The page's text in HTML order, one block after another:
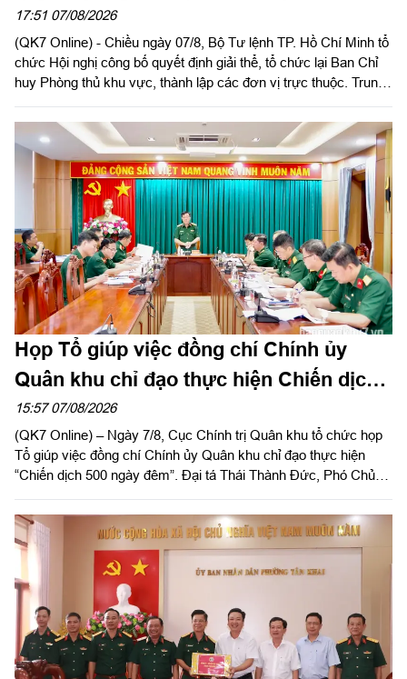
huy PTKV, thành lập các đơn vị trực
thuộc
17:51 07/08/2026
(QK7 Online) - Chiều ngày 07/8, Bộ Tư lệnh TP. Hồ Chí Minh tổ
chức Hội nghị công bố quyết định giải thể, tổ chức lại Ban Chỉ
huy Phòng thủ khu vực, thành lập các đơn vị trực thuộc. Trung
Ủy viên Quân ủy Trung ương, Phó Bí thư Đảng ủy, Tư lệnh
Quân khu dự, chỉ đạo hội nghị. Thiếu tướng Vũ Văn Điền, Ủy
viên Ban Thường vụ Thành ủy, Tư lệnh Bộ Tư lệnh TP. Hồ Chí
Minh chủ trì hội nghị.
Họp Tổ giúp việc đồng chí Chính ủy
Quân khu chỉ đạo thực hiện Chiến dịch
500 ngày đêm
15:57 07/08/2026
(QK7 Online) – Ngày 7/8, Cục Chính trị Quân khu tổ chức họp
Tổ giúp việc đồng chí Chính ủy Quân khu chỉ đạo thực hiện
“Chiến dịch 500 ngày đêm”. Đại tá Thái Thành Đức, Phó Chủ